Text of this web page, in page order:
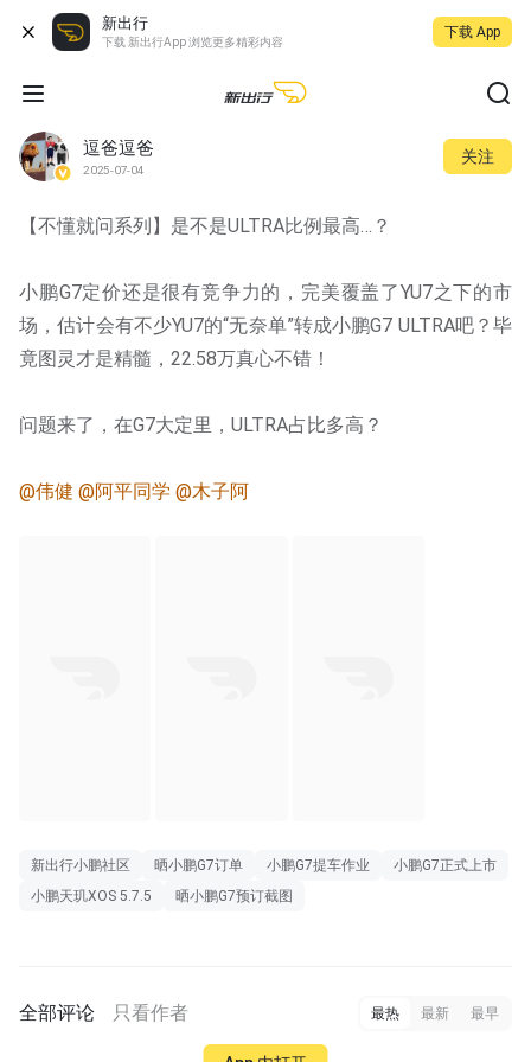
新出行
下载 新出行App 浏览更多精彩内容
下载 App
逗爸逗爸
2025-07-04
关注
【不懂就问系列】是不是ULTRA比例最高…？
小鹏G7定价还是很有竞争力的，完美覆盖了YU7之下的市
场，估计会有不少YU7的“无奈单”转成小鹏G7 ULTRA吧？毕
竟图灵才是精髓，22.58万真心不错！
问题来了，在G7大定里，ULTRA占比多高？
@伟健 @阿平同学 @木子阿
新出行小鹏社区 晒小鹏G7订单 小鹏G7提车作业
小鹏G7正式上市
小鹏天玑XOS 5.7.5
晒小鹏G7预订截图
全部评论 只看作者 最热 最新 最早